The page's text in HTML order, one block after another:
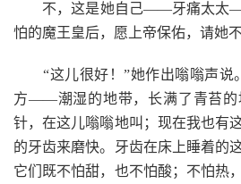
不，这是她自己——牙痛太太
怕的魔王皇后，愿上帝保佑，请她
“这儿很好！”她作出嗡嗡声说
方——潮湿的地带，长满了青苔的
针，在这儿嗡嗡地叫；现在我也有
的牙齿来磨快。牙齿在床上睡着的
它们既不怕甜，也不怕酸；不怕热